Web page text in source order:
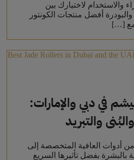
والاستخدام لاختيارك بين
أفضل منتجات الكونتور
[…]
في دبي والإمارات:
والتبريد
أدوات العافية المتخصصة إلى
بالبشرة بفضل تأثيرها السريع